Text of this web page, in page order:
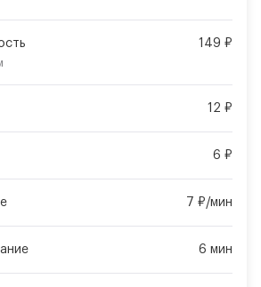
149 ₽
12 ₽
6 ₽
7 ₽/мин
6 мин